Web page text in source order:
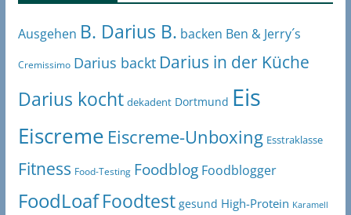
Ausgehen B. Darius B. backen Ben & Jerry´s
Cremissimo Darius backt Darius in der Küche
Darius kocht dekadent Dortmund Eis
Eiscreme Eiscreme-Unboxing Esstraklasse
Fitness Food-Testing Foodblog Foodblogger
FoodLoaf Foodtest gesund High-Protein Karamell